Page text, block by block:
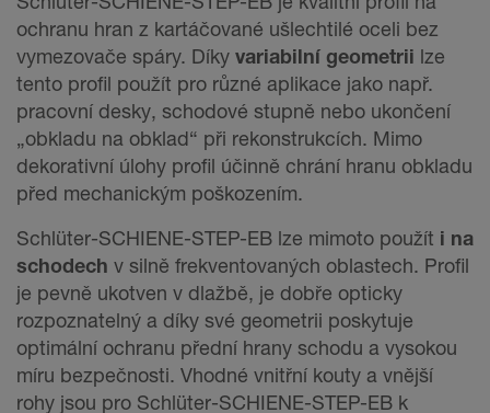
ochranu hran z kartáčované ušlechtilé oceli bez
vymezovače spáry. Díky variabilní geometrii lze
tento profil použít pro různé aplikace jako např.
pracovní desky, schodové stupně nebo ukončení
„obkladu na obklad“ při rekonstrukcích. Mimo
dekorativní úlohy profil účinně chrání hranu obkladu
před mechanickým poškozením.
Schlüter-SCHIENE-STEP-EB lze mimoto použít i na
schodech v silně frekventovaných oblastech. Profil
je pevně ukotven v dlažbě, je dobře opticky
rozpoznatelný a díky své geometrii poskytuje
optimální ochranu přední hrany schodu a vysokou
míru bezpečnosti. Vhodné vnitřní kouty a vnější
rohy jsou pro Schlüter-SCHIENE-STEP-EB k